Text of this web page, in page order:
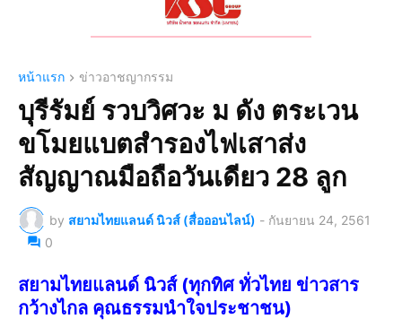
หน้าแรก ข่าวอาชญากรรม
บุรีรัมย์ รวบวิศวะ ม ดัง ตระเวน
ขโมยแบตสำรองไฟเสาส่ง
สัญญาณมือถือวันเดียว 28 ลูก
by สยามไทยแลนด์ นิวส์ (สื่อออนไลน์) - กันยายน 24, 2561
0
สยามไทยแลนด์ นิวส์ (ทุกทิศ ทั่วไทย ข่าวสาร
กว้างไกล คุณธรรมนำใจประชาชน)